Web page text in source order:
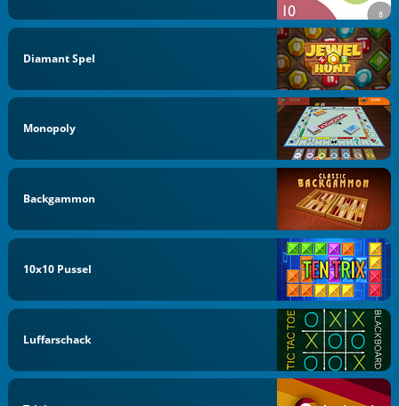
Diamant Spel
Monopoly
Backgammon
10x10 Pussel
Luffarschack